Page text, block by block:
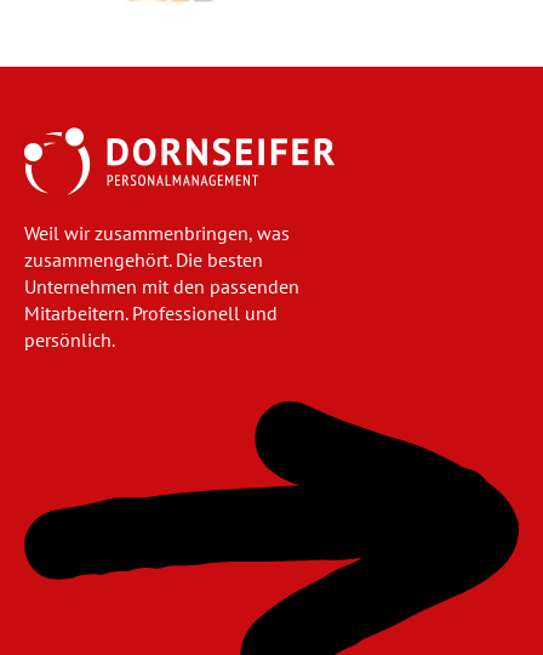
Weil wir zusammenbringen, was
zusammengehört. Die besten
Unternehmen mit den passenden
Mitarbeitern. Professionell und
persönlich.